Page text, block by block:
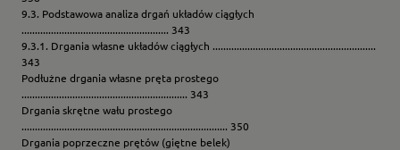
9.3. Podstawowa analiza drgań układów ciągłych
....................................................... 343
9.3.1. Drgania własne układów ciągłych .............................................................
343
Podłużne drgania własne pręta prostego
.............................................................. 343
Drgania skrętne wału prostego
............................................................................. 350
Drgania poprzeczne prętów (giętne belek)